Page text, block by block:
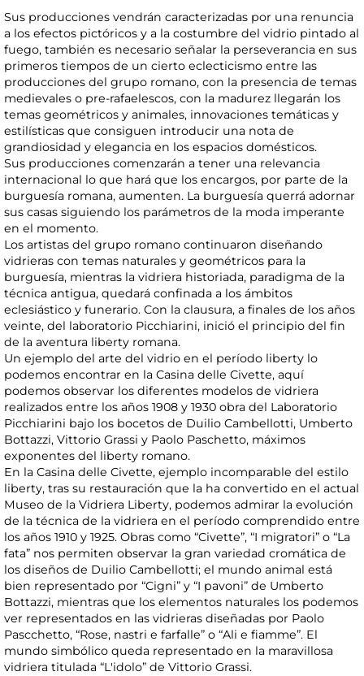
Sus producciones vendrán caracterizadas por una renuncia
a los efectos pictóricos y a la costumbre del vidrio pintado al
fuego, también es necesario señalar la perseverancia en sus
primeros tiempos de un cierto eclecticismo entre las
producciones del grupo romano, con la presencia de temas
medievales o pre-rafaelescos, con la madurez llegarán los
temas geométricos y animales, innovaciones temáticas y
estilísticas que consiguen introducir una nota de
grandiosidad y elegancia en los espacios domésticos.
Sus producciones comenzarán a tener una relevancia
internacional lo que hará que los encargos, por parte de la
burguesía romana, aumenten. La burguesía querrá adornar
sus casas siguiendo los parámetros de la moda imperante
en el momento.
Los artistas del grupo romano continuaron diseñando
vidrieras con temas naturales y geométricos para la
burguesía, mientras la vidriera historiada, paradigma de la
técnica antigua, quedará confinada a los ámbitos
eclesiástico y funerario. Con la clausura, a finales de los años
veinte, del laboratorio Picchiarini, inició el principio del fin
de la aventura liberty romana.
Un ejemplo del arte del vidrio en el período liberty lo
podemos encontrar en la Casina delle Civette, aquí
podemos observar los diferentes modelos de vidriera
realizados entre los años 1908 y 1930 obra del Laboratorio
Picchiarini bajo los bocetos de Duilio Cambellotti, Umberto
Bottazzi, Vittorio Grassi y Paolo Paschetto, máximos
exponentes del liberty romano.
En la Casina delle Civette, ejemplo incomparable del estilo
liberty, tras su restauración que la ha convertido en el actual
Museo de la Vidriera Liberty, podemos admirar la evolución
de la técnica de la vidriera en el período comprendido entre
los años 1910 y 1925. Obras como “Civette”, “I migratori” o “La
fata” nos permiten observar la gran variedad cromática de
los diseños de Duilio Cambellotti; el mundo animal está
bien representado por “Cigni” y “I pavoni” de Umberto
Bottazzi, mientras que los elementos naturales los podemos
ver representados en las vidrieras diseñadas por Paolo
Pascchetto, “Rose, nastri e farfalle” o “Ali e fiamme”. El
mundo simbólico queda representado en la maravillosa
vidriera titulada “L'idolo” de Vittorio Grassi.